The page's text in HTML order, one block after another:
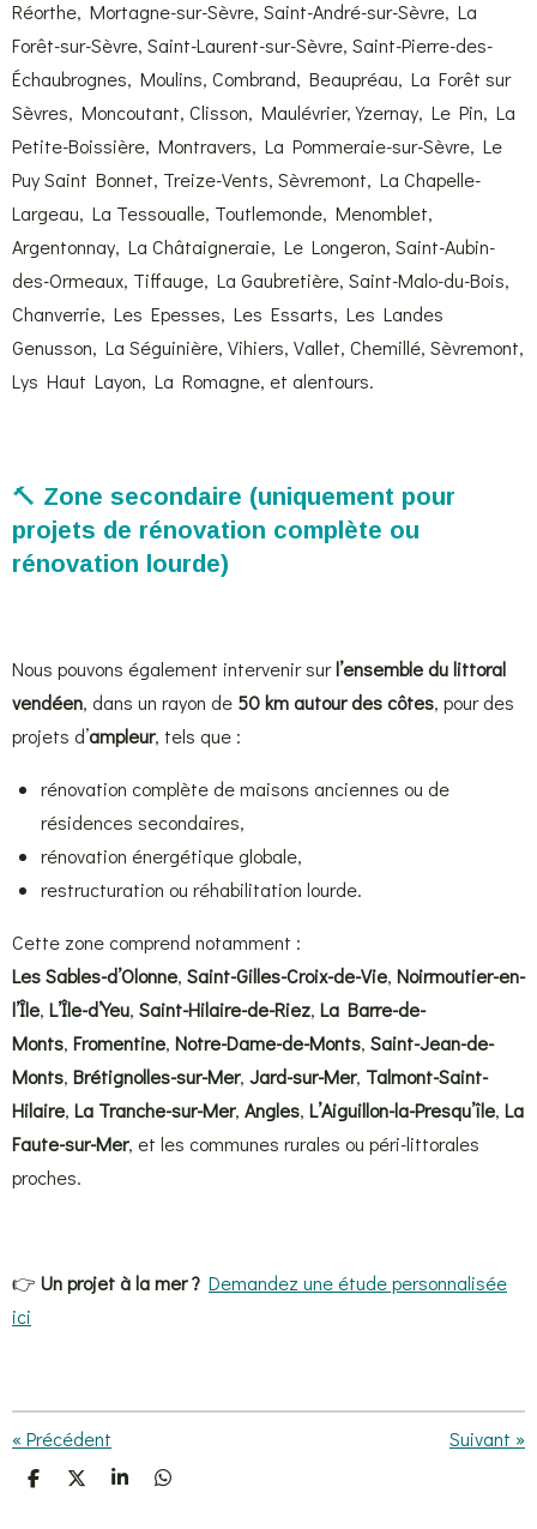
Réorthe, Mortagne-sur-Sèvre, Saint-André-sur-Sèvre, La
Forêt-sur-Sèvre, Saint-Laurent-sur-Sèvre, Saint-Pierre-des-
Échaubrognes, Moulins, Combrand, Beaupréau, La Forêt sur
Sèvres, Moncoutant, Clisson, Maulévrier, Yzernay, Le Pin, La
Petite-Boissière, Montravers, La Pommeraie-sur-Sèvre, Le
Puy Saint Bonnet, Treize-Vents, Sèvremont, La Chapelle-
Largeau, La Tessoualle, Toutlemonde, Menomblet,
Argentonnay, La Châtaigneraie, Le Longeron, Saint-Aubin-
des-Ormeaux, Tiffauge, La Gaubretière, Saint-Malo-du-Bois,
Chanverrie, Les Epesses, Les Essarts, Les Landes
Genusson, La Séguinière, Vihiers, Vallet, Chemillé, Sèvremont,
Lys Haut Layon, La Romagne, et alentours.
🔨 Zone secondaire (uniquement pour
projets de rénovation complète ou
rénovation lourde)
Nous pouvons également intervenir surl’ensemble du littoral
vendéen, dans un rayon de 50 km autour des côtes, pour des
projets d’ampleur, tels que :
rénovation complète de maisons anciennes ou de
résidences secondaires,
rénovation énergétique globale,
restructuration ou réhabilitation lourde.
Cette zone comprend notamment :
Les Sables-d’Olonne, Saint-Gilles-Croix-de-Vie, Noirmoutier-en-
l’Île, L’Île-d’Yeu, Saint-Hilaire-de-Riez, La Barre-de-
Monts, Fromentine, Notre-Dame-de-Monts, Saint-Jean-de-
Monts, Brétignolles-sur-Mer, Jard-sur-Mer, Talmont-Saint-
Hilaire, La Tranche-sur-Mer, Angles, L’Aiguillon-la-Presqu’île, La
Faute-sur-Mer, et les communes rurales ou péri-littorales
proches.
👉 Un projet à la mer ? Demandez une étude personnalisée
ici
« Précédent Suivant »
P
P
P
P